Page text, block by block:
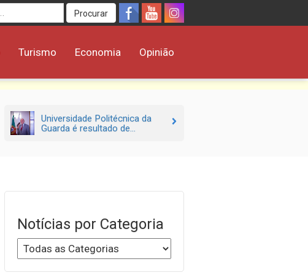
Procurar
Turismo Economia Opinião
Universidade Politécnica da
Guarda é resultado de...
Notícias por Categoria